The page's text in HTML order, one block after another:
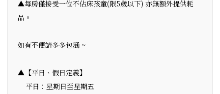
▲每房僅接受一位不佔床孩童(限5歲以下) 亦無額外提供耗
品。
如有不便請多多包涵 ~
▲【平日、假日定義】
平日：星期日至星期五